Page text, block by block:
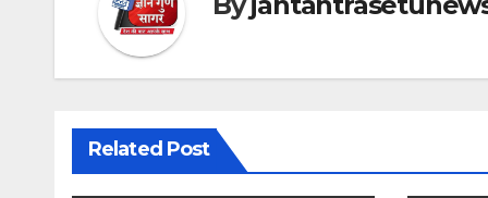
Related Post